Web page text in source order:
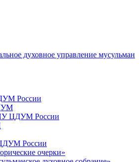
духовное управление мусульман
России
ЦДУМ России
России
очерки»